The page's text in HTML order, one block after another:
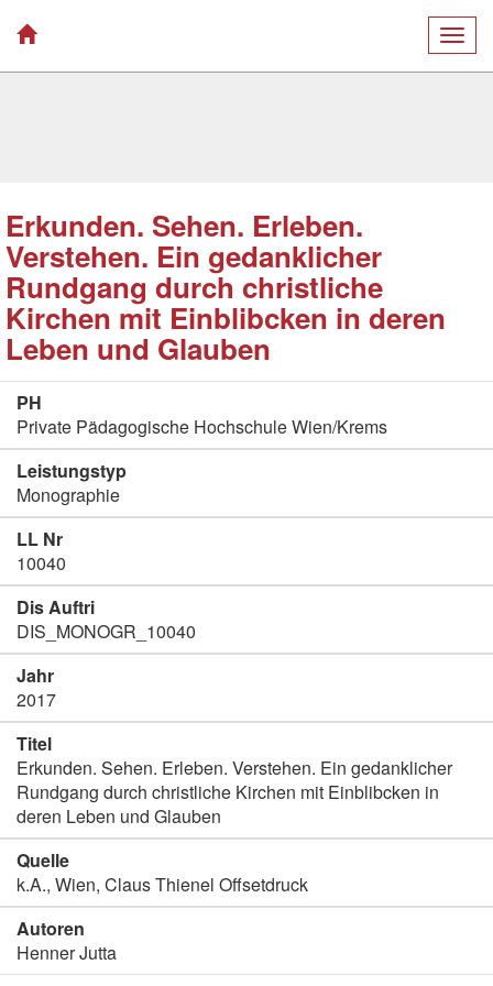
Erkunden. Sehen. Erleben.
Verstehen. Ein gedanklicher
Rundgang durch christliche
Kirchen mit Einblibcken in deren
Leben und Glauben
PH
Private Pädagogische Hochschule Wien/Krems
Leistungstyp
Monographie
LL Nr
10040
Dis Auftri
DIS_MONOGR_10040
Jahr
2017
Titel
Erkunden. Sehen. Erleben. Verstehen. Ein gedanklicher
Rundgang durch christliche Kirchen mit Einblibcken in
deren Leben und Glauben
Quelle
k.A., Wien, Claus Thienel Offsetdruck
Autoren
Henner Jutta